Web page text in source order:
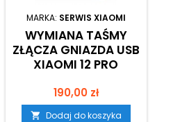
MARKA: SERWIS XIAOMI
WYMIANA TAŚMY
ZŁĄCZA GNIAZDA USB
XIAOMI 12 PRO
Cena
190,00 zł
 Dodaj do koszyka